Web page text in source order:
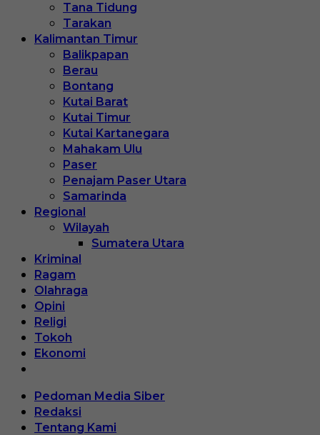
Tana Tidung
Tarakan
Kalimantan Timur
Balikpapan
Berau
Bontang
Kutai Barat
Kutai Timur
Kutai Kartanegara
Mahakam Ulu
Paser
Penajam Paser Utara
Samarinda
Regional
Wilayah
Sumatera Utara
Kriminal
Ragam
Olahraga
Opini
Religi
Tokoh
Ekonomi
Pedoman Media Siber
Redaksi
Tentang Kami